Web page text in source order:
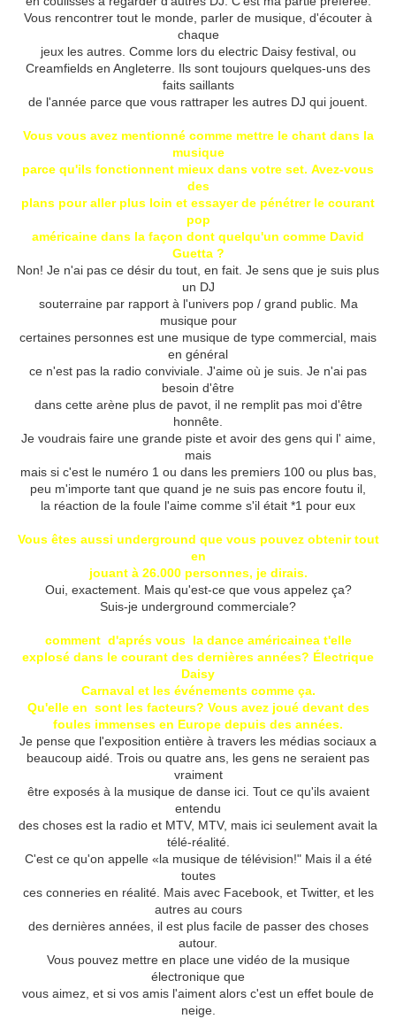
Vous rencontrer tout le monde, parler de musique, d'écouter à
chaque
jeux les autres. Comme lors du electric Daisy festival, ou
Creamfields en Angleterre. Ils sont toujours quelques-uns des
faits saillants
de l'année parce que vous rattraper les autres DJ qui jouent.
Vous vous avez mentionné comme mettre le chant dans la
musique
parce qu'ils fonctionnent mieux dans votre set. Avez-vous
des
plans pour aller plus loin et essayer de pénétrer le courant
pop
américaine dans la façon dont quelqu'un comme David
Guetta ?
Non! Je n'ai pas ce désir du tout, en fait. Je sens que je suis plus
un DJ
souterraine par rapport à l'univers pop / grand public. Ma
musique pour
certaines personnes est une musique de type commercial, mais
en général
ce n'est pas la radio conviviale. J'aime où je suis. Je n'ai pas
besoin d'être
dans cette arène plus de pavot, il ne remplit pas moi d'être
honnête.
Je voudrais faire une grande piste et avoir des gens qui l' aime,
mais
mais si c'est le numéro 1 ou dans les premiers 100 ou plus bas,
peu m'importe tant que quand je ne suis pas encore foutu il,
la réaction de la foule l'aime comme s'il était *1 pour eux
Vous êtes aussi underground que vous pouvez obtenir tout
en
jouant à 26.000 personnes, je dirais.
Oui, exactement. Mais qu'est-ce que vous appelez ça?
Suis-je underground commerciale?
comment d'aprés vous la dance américainea t'elle
explosé dans le courant des dernières années? Électrique
Daisy
Carnaval et les événements comme ça.
Qu'elle en sont les facteurs? Vous avez joué devant des
foules immenses en Europe depuis des années.
Je pense que l'exposition entière à travers les médias sociaux a
beaucoup aidé. Trois ou quatre ans, les gens ne seraient pas
vraiment
être exposés à la musique de danse ici. Tout ce qu'ils avaient
entendu
des choses est la radio et MTV, MTV, mais ici seulement avait la
télé-réalité.
C'est ce qu'on appelle «la musique de télévision!" Mais il a été
toutes
ces conneries en réalité. Mais avec Facebook, et Twitter, et les
autres au cours
des dernières années, il est plus facile de passer des choses
autour.
Vous pouvez mettre en place une vidéo de la musique
électronique que
vous aimez, et si vos amis l'aiment alors c'est un effet boule de
neige.